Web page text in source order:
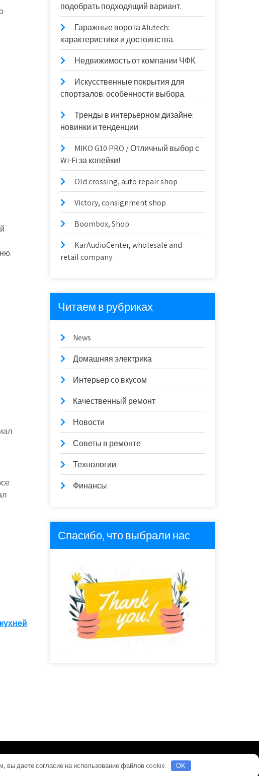
подобрать подходящий вариант.
Гаражные ворота Alutech:
характеристики и достоинства.
Недвижимость от компании ЧФК.
Искусственные покрытия для
спортзалов: особенности выбора.
Тренды в интерьерном дизайне:
новинки и тенденции.
MIKO G10 PRO / Отличный выбор с
Wi-Fi за копейки!
Old crossing, auto repair shop
Victory, consignment shop
Boombox, Shop
KarAudioCenter, wholesale and
retail company
Читаем в рубриках
News
Домашняя электрика
Интерьер со вкусом
Качественный ремонт
Новости
Советы в ремонте
Технологии
Финансы
Спасибо, что выбрали нас
Тема от Grace Themes
вы даете согласие на использование файлов cookie. OK